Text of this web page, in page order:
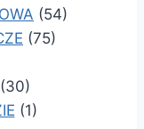
(54)
(75)
(30)
(1)